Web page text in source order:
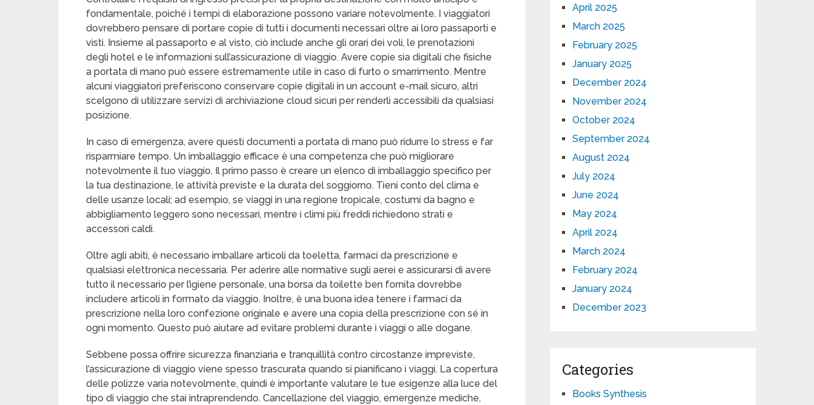
fondamentale, poiché i tempi di elaborazione possono variare notevolmente. I viaggiatori
dovrebbero pensare di portare copie di tutti i documenti necessari oltre ai loro passaporti e
visti. Insieme al passaporto e al visto, ciò include anche gli orari dei voli, le prenotazioni
degli hotel e le informazioni sull’assicurazione di viaggio. Avere copie sia digitali che fisiche
a portata di mano può essere estremamente utile in caso di furto o smarrimento. Mentre
alcuni viaggiatori preferiscono conservare copie digitali in un account e-mail sicuro, altri
scelgono di utilizzare servizi di archiviazione cloud sicuri per renderli accessibili da qualsiasi
posizione.
In caso di emergenza, avere questi documenti a portata di mano può ridurre lo stress e far
risparmiare tempo. Un imballaggio efficace è una competenza che può migliorare
notevolmente il tuo viaggio. Il primo passo è creare un elenco di imballaggio specifico per
la tua destinazione, le attività previste e la durata del soggiorno. Tieni conto del clima e
delle usanze locali; ad esempio, se viaggi in una regione tropicale, costumi da bagno e
abbigliamento leggero sono necessari, mentre i climi più freddi richiedono strati e
accessori caldi.
Oltre agli abiti, è necessario imballare articoli da toeletta, farmaci da prescrizione e
qualsiasi elettronica necessaria. Per aderire alle normative sugli aerei e assicurarsi di avere
tutto il necessario per l’igiene personale, una borsa da toilette ben fornita dovrebbe
includere articoli in formato da viaggio. Inoltre, è una buona idea tenere i farmaci da
prescrizione nella loro confezione originale e avere una copia della prescrizione con sé in
ogni momento. Questo può aiutare ad evitare problemi durante i viaggi o alle dogane.
Sebbene possa offrire sicurezza finanziaria e tranquillità contro circostanze impreviste,
l’assicurazione di viaggio viene spesso trascurata quando si pianificano i viaggi. La copertura
delle polizze varia notevolmente, quindi è importante valutare le tue esigenze alla luce del
tipo di viaggio che stai intraprendendo. Cancellazione del viaggio, emergenze mediche,
April 2025
March 2025
February 2025
January 2025
December 2024
November 2024
October 2024
September 2024
August 2024
July 2024
June 2024
May 2024
April 2024
March 2024
February 2024
January 2024
December 2023
Categories
Books Synthesis